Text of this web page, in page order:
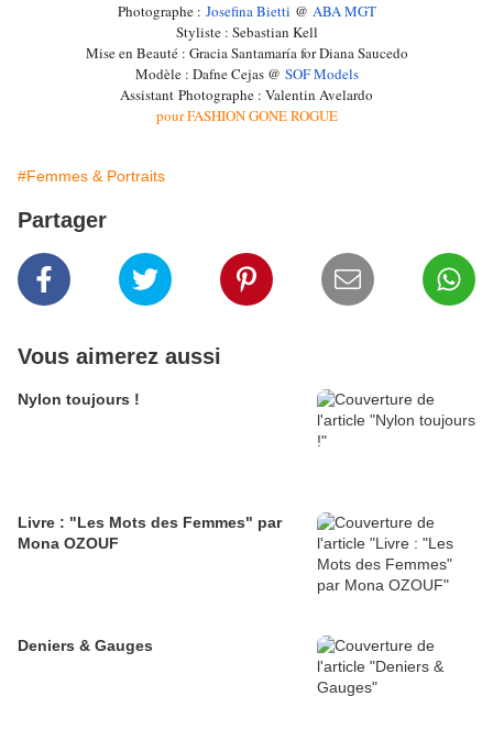
Photographe : Josefina Bietti @ ABA MGT
Styliste : Sebastian Kell
Mise en Beauté : Gracia Santamaría for Diana Saucedo
Modèle : Dafne Cejas @ SOF Models
Assistant Photographe : Valentin Avelardo
pour FASHION GONE ROGUE
#Femmes & Portraits
Partager
Vous aimerez aussi
Nylon toujours !
Livre : "Les Mots des Femmes" par
Mona OZOUF
Deniers & Gauges